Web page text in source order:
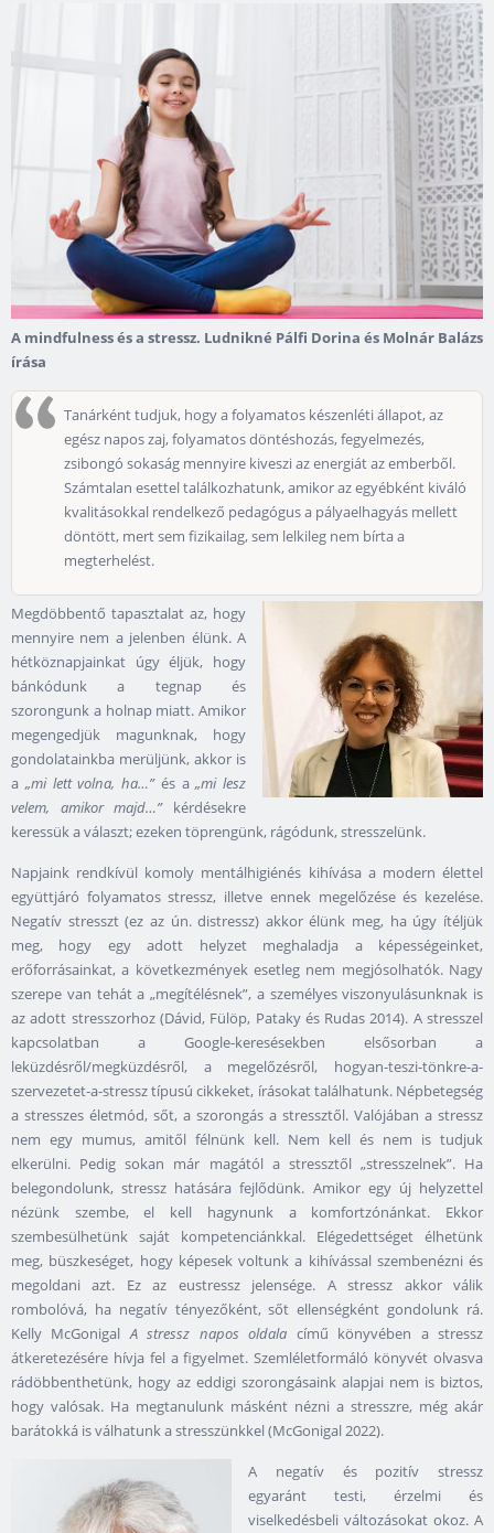
A mindfulness és a stressz. Ludnikné Pálfi Dorina és Molnár Balázs
írása
Tanárként tudjuk, hogy a folyamatos készenléti állapot, az
egész napos zaj, folyamatos döntéshozás, fegyelmezés,
zsibongó sokaság mennyire kiveszi az energiát az emberből.
Számtalan esettel találkozhatunk, amikor az egyébként kiváló
kvalitásokkal rendelkező pedagógus a pályaelhagyás mellett
döntött, mert sem fizikailag, sem lelkileg nem bírta a
megterhelést.
Megdöbbentő tapasztalat az, hogy
mennyire nem a jelenben élünk. A
hétköznapjainkat úgy éljük, hogy
bánkódunk a tegnap és
szorongunk a holnap miatt. Amikor
megengedjük magunknak, hogy
gondolatainkba merüljünk, akkor is
a „mi lett volna, ha…”és a„mi lesz
velem, amikor majd…”kérdésekre
keressük a választ; ezeken töprengünk, rágódunk, stresszelünk.
Napjaink rendkívül komoly mentálhigiénés kihívása a modern élettel
együttjáró folyamatos stressz, illetve ennek megelőzése és kezelése.
Negatív stresszt (ez az ún. distressz) akkor élünk meg, ha úgy ítéljük
meg, hogy egy adott helyzet meghaladja a képességeinket,
erőforrásainkat, a következmények esetleg nem megjósolhatók. Nagy
szerepe van tehát a „megítélésnek”, a személyes viszonyulásunknak is
az adott stresszorhoz (Dávid, Fülöp, Pataky és Rudas 2014). A stresszel
kapcsolatban a Google-keresésekben elsősorban a
leküzdésről/megküzdésről, a megelőzésről, hogyan-teszi-tönkre-a-
szervezetet-a-stressz típusú cikkeket, írásokat találhatunk. Népbetegség
a stresszes életmód, sőt, a szorongás a stressztől. Valójában a stressz
nem egy mumus, amitől félnünk kell. Nem kell és nem is tudjuk
elkerülni. Pedig sokan már magától a stressztől „stresszelnek”. Ha
belegondolunk, stressz hatására fejlődünk. Amikor egy új helyzettel
nézünk szembe, el kell hagynunk a komfortzónánkat. Ekkor
szembesülhetünk saját kompetenciánkkal. Elégedettséget élhetünk
meg, büszkeséget, hogy képesek voltunk a kihívással szembenézni és
megoldani azt. Ez az eustressz jelensége. A stressz akkor válik
rombolóvá, ha negatív tényezőként, sőt ellenségként gondolunk rá.
Kelly McGonigalA stressz napos oldala című könyvében a stressz
átkeretezésére hívja fel a figyelmet. Szemléletformáló könyvét olvasva
rádöbbenthetünk, hogy az eddigi szorongásaink alapjai nem is biztos,
hogy valósak. Ha megtanulunk másként nézni a stresszre, még akár
barátokká is válhatunk a stresszünkkel (McGonigal 2022).
A negatív és pozitív stressz
egyaránt testi, érzelmi és
viselkedésbeli változásokat okoz. A